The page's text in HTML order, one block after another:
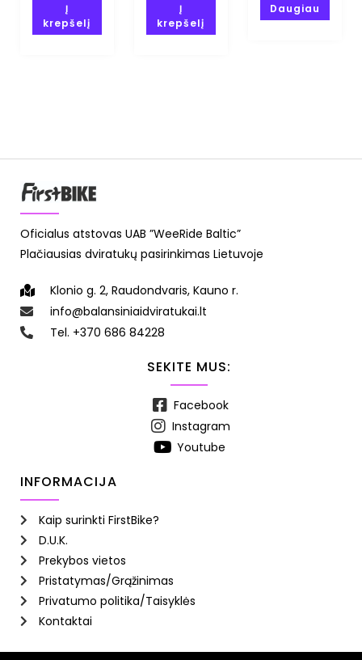
Į
krepšelį
Į
krepšelį
Daugiau
Oficialus atstovas UAB ”WeeRide Baltic”
Plačiausias dviratukų pasirinkimas Lietuvoje
Klonio g. 2, Raudondvaris, Kauno r.
info@balansiniaidviratukai.lt
Tel. +370 686 84228
SEKITE MUS:
Facebook
Instagram
Youtube
INFORMACIJA
Kaip surinkti FirstBike?
D.U.K.
Prekybos vietos
Pristatymas/Grąžinimas
Privatumo politika/Taisyklės
Kontaktai